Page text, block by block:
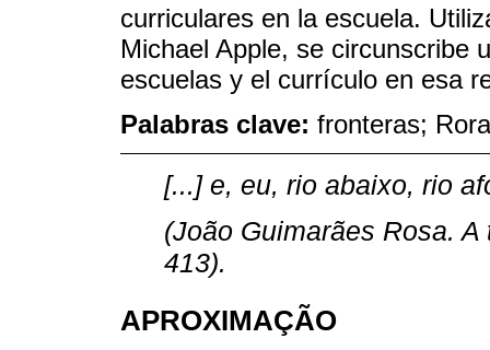
curriculares en la escuela.
Michael Apple, se circunscribe
escuelas y el currículo en esa
Palabras clave: fronteras;
[...] e, eu, rio abaixo, rio
(João Guimarães Rosa.
413).
APROXIMAÇÃO